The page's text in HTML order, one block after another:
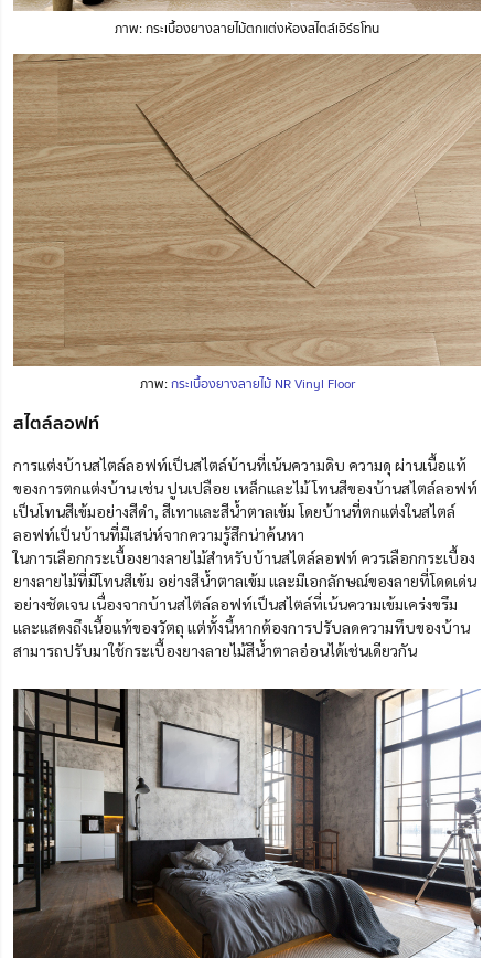
ภาพ: กระเบื้องยางลายไม้ตกแต่งห้องสไตล์เอิร์ธโทน
ภาพ:กระเบื้องยางลายไม้ NR Vinyl Floor
สไตล์ลอฟท์
การแต่งบ้านสไตล์ลอฟท์เป็นสไตล์บ้านที่เน้นความดิบ ความดุ ผ่านเนื้อแท้
ของการตกแต่งบ้าน เช่น ปูนเปลือย เหล็กและไม้ โทนสีของบ้านสไตล์ลอฟท์
เป็นโทนสีเข้มอย่างสีดำ, สีเทาและสีน้ำตาลเข้ม โดยบ้านที่ตกแต่งในสไตล์
ลอฟท์เป็นบ้านที่มีเสน่ห์จากความรู้สึกน่าค้นหา
ในการเลือกกระเบื้องยางลายไม้สำหรับบ้านสไตล์ลอฟท์ ควรเลือกกระเบื้อง
ยางลายไม้ที่มีโทนสีเข้ม อย่างสีน้ำตาลเข้ม และมีเอกลักษณ์ของลายที่โดดเด่น
อย่างชัดเจน เนื่องจากบ้านสไตล์ลอฟท์เป็นสไตล์ที่เน้นความเข้มเคร่งขรึม
และแสดงถึงเนื้อแท้ของวัตถุ แต่ทั้งนี้หากต้องการปรับลดความทึบของบ้าน
สามารถปรับมาใช้กระเบื้องยางลายไม้สีน้ำตาลอ่อนได้เช่นเดียวกัน